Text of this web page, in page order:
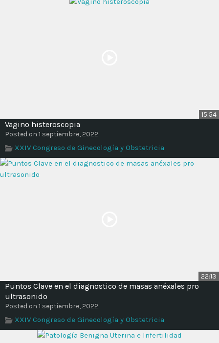
15:54
Vagino histeroscopia
Posted on 1 septiembre, 2022
XXIV Congreso de Ginecología y Obstetricia
22:13
Puntos Clave en el diagnostico de masas anéxales pro
ultrasonido
Posted on 1 septiembre, 2022
XXIV Congreso de Ginecología y Obstetricia